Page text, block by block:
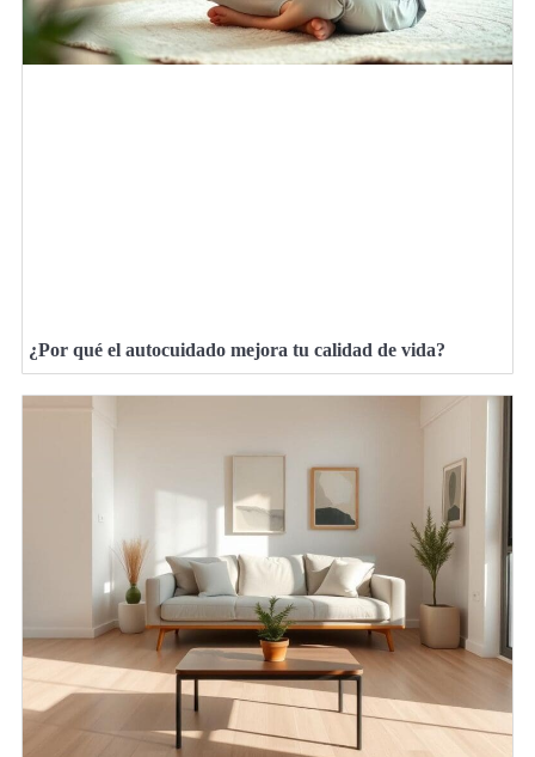
¿Por qué el autocuidado mejora tu calidad de vida?